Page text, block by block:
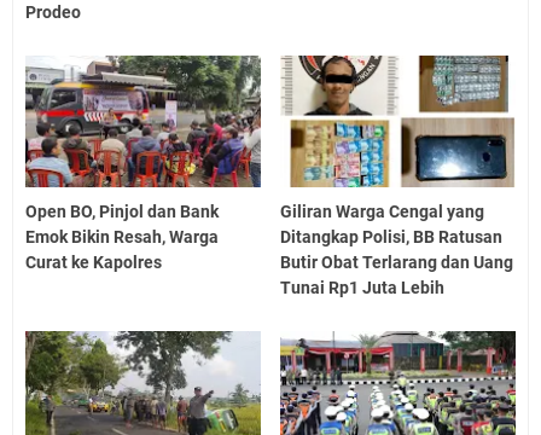
Prodeo
Open BO, Pinjol dan Bank
Emok Bikin Resah, Warga
Curat ke Kapolres
Giliran Warga Cengal yang
Ditangkap Polisi, BB Ratusan
Butir Obat Terlarang dan Uang
Tunai Rp1 Juta Lebih